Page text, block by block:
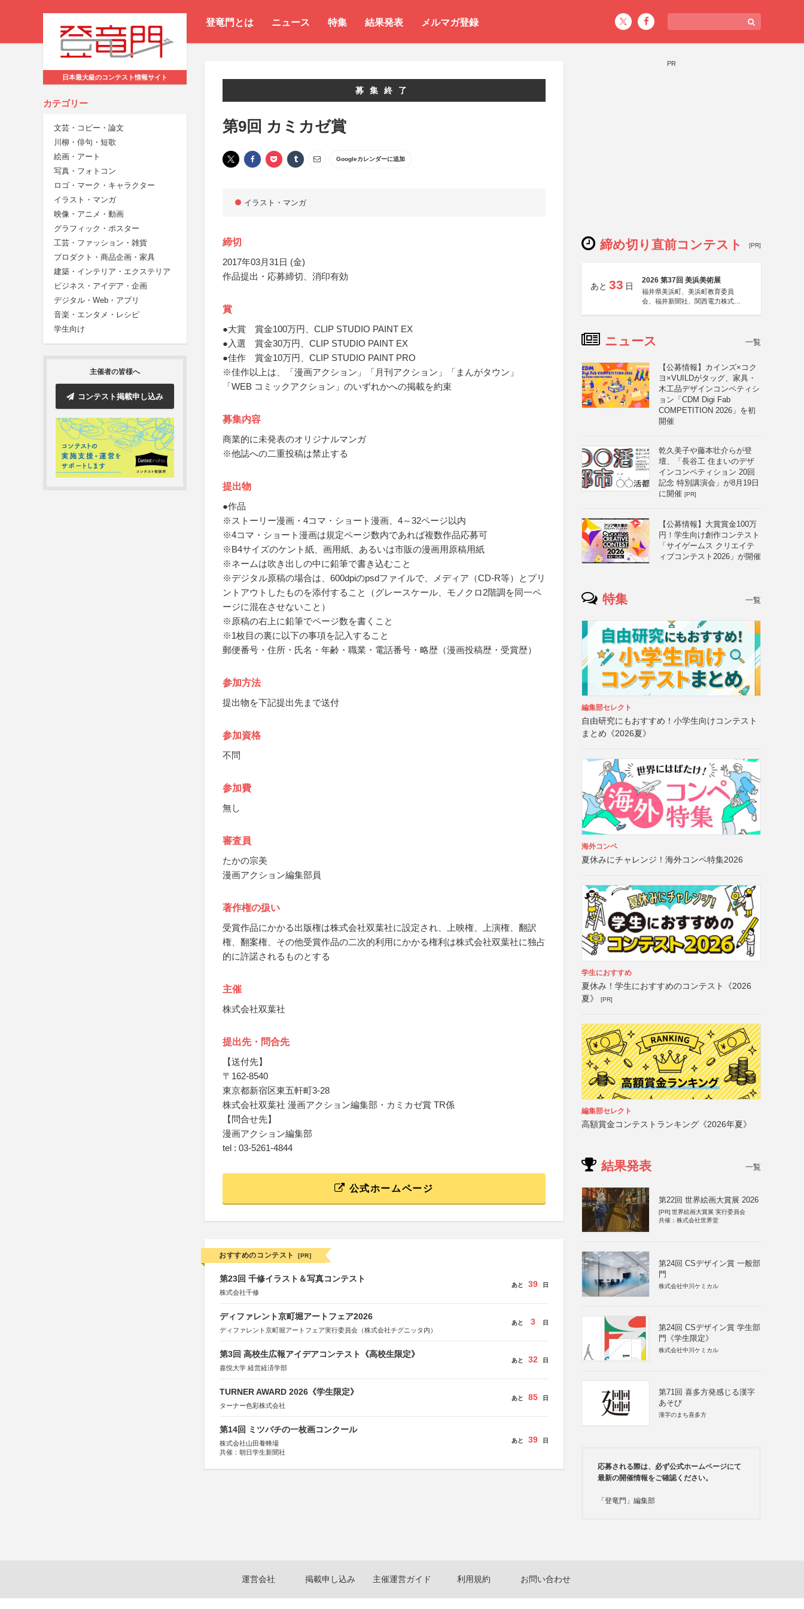
登竜門とは ニュース 特集 結果発表 メルマガ登録
日本最大級のコンテスト情報サイト
カテゴリー
文芸・コピー・論文
川柳・俳句・短歌
絵画・アート
写真・フォトコン
ロゴ・マーク・キャラクター
イラスト・マンガ
映像・アニメ・動画
グラフィック・ポスター
工芸・ファッション・雑貨
プロダクト・商品企画・家具
建築・インテリア・エクステリア
ビジネス・アイデア・企画
デジタル・Web・アプリ
音楽・エンタメ・レシピ
学生向け
主催者の皆様へ
コンテスト掲載申し込み
募集終了
第9回 カミカゼ賞
Googleカレンダーに追加
イラスト・マンガ
締切
2017年03月31日 (金)
作品提出・応募締切、消印有効
賞
●大賞 賞金100万円、CLIP STUDIO PAINT EX
●入選 賞金30万円、CLIP STUDIO PAINT EX
●佳作 賞金10万円、CLIP STUDIO PAINT PRO
※佳作以上は、「漫画アクション」「月刊アクション」「まんがタウン」
「WEB コミックアクション」のいずれかへの掲載を約束
募集内容
商業的に未発表のオリジナルマンガ
※他誌への二重投稿は禁止する
提出物
●作品
※ストーリー漫画・4コマ・ショート漫画、4～32ページ以内
※4コマ・ショート漫画は規定ページ数内であれば複数作品応募可
※B4サイズのケント紙、画用紙、あるいは市販の漫画用原稿用紙
※ネームは吹き出しの中に鉛筆で書き込むこと
※デジタル原稿の場合は、600dpiのpsdファイルで、メディア（CD-R等）とプリ
ントアウトしたものを添付すること（グレースケール、モノクロ2階調を同一ペ
ージに混在させないこと）
※原稿の右上に鉛筆でページ数を書くこと
※1枚目の裏に以下の事項を記入すること
郵便番号・住所・氏名・年齢・職業・電話番号・略歴（漫画投稿歴・受賞歴）
参加方法
提出物を下記提出先まで送付
参加資格
不問
参加費
無し
審査員
たかの宗美
漫画アクション編集部員
著作権の扱い
受賞作品にかかる出版権は株式会社双葉社に設定され、上映権、上演権、翻訳
権、翻案権、その他受賞作品の二次的利用にかかる権利は株式会社双葉社に独占
的に許諾されるものとする
主催
株式会社双葉社
提出先・問合先
【送付先】
〒162-8540
東京都新宿区東五軒町3-28
株式会社双葉社 漫画アクション編集部・カミカゼ賞 TR係
【問合せ先】
漫画アクション編集部
tel : 03-5261-4844
公式ホームページ
おすすめのコンテスト [PR]
第23回 千修イラスト＆写真コンテスト
株式会社千修
あと 39 日
ディファレント京町堀アートフェア2026
ディファレント京町堀アートフェア実行委員会（株式会社チグニッタ内）
あと 3 日
第3回 高校生広報アイデアコンテスト《高校生限定》
嘉悦大学 経営経済学部
あと 32 日
TURNER AWARD 2026《学生限定》
ターナー色彩株式会社
あと 85 日
第14回 ミツバチの一枚画コンクール
株式会社山田養蜂場
共催：朝日学生新聞社
あと 39 日
PR
締め切り直前コンテスト [PR]
あと 33 日
2026 第37回 美浜美術展
福井県美浜町、美浜町教育委員
会、福井新聞社、関西電力株式会
ニュース 一覧
【公募情報】カインズ×コク
ヨ×VUILDがタッグ、家具・
木工品デザインコンペティシ
ョン「CDM Digi Fab
COMPETITION 2026」を初
開催
乾久美子や藤本壮介らが登
壇、「長谷工 住まいのデザ
インコンペティション 20回
記念 特別講演会」が8月19日
に開催 [PR]
【公募情報】大賞賞金100万
円！学生向け創作コンテスト
「サイゲームス クリエイテ
ィブコンテスト2026」が開催
特集 一覧
編集部セレクト
自由研究にもおすすめ！小学生向けコンテスト
まとめ《2026夏》
海外コンペ
夏休みにチャレンジ！海外コンペ特集2026
学生におすすめ
夏休み！学生におすすめのコンテスト《2026
夏》
[PR]
編集部セレクト
高額賞金コンテストランキング《2026年夏》
結果発表 一覧
第22回 世界絵画大賞展 2026
[PR] 世界絵画大賞展 実行委員会
共催：株式会社世界堂
第24回 CSデザイン賞 一般部
門
株式会社中川ケミカル
第24回 CSデザイン賞 学生部
門《学生限定》
株式会社中川ケミカル
第71回 喜多方発感じる漢字
あそび
漢字のまち喜多方
応募される際は、必ず公式ホームページにて
最新の開催情報をご確認ください。
「登竜門」編集部
運営会社 掲載申し込み 主催運営ガイド 利用規約 お問い合わせ